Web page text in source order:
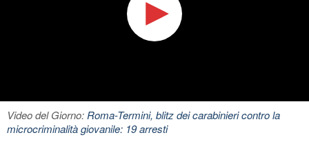
Video del Giorno:Roma-Termini, blitz dei carabinieri contro la
microcriminalità giovanile: 19 arresti